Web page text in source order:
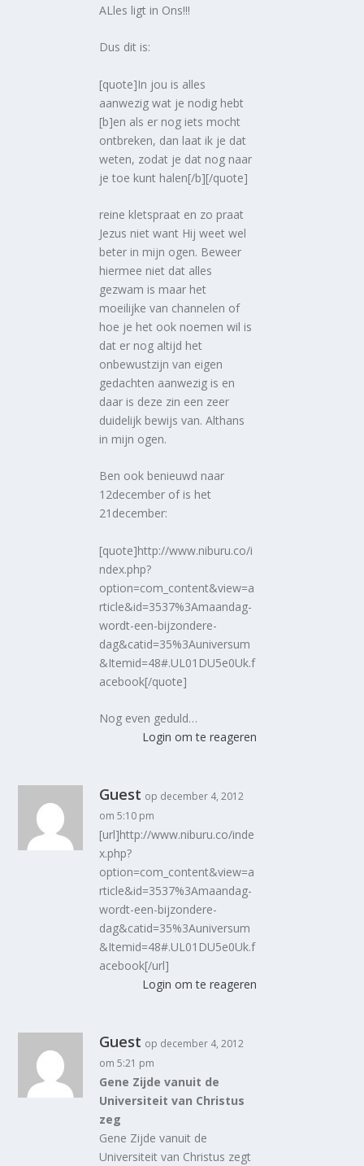
ALles ligt in Ons!!!
Dus dit is:
[quote]In jou is alles
aanwezig wat je nodig hebt
[b]en als er nog iets mocht
ontbreken, dan laat ik je dat
weten, zodat je dat nog naar
je toe kunt halen[/b][/quote]
reine kletspraat en zo praat
Jezus niet want Hij weet wel
beter in mijn ogen. Beweer
hiermee niet dat alles
gezwam is maar het
moeilijke van channelen of
hoe je het ook noemen wil is
dat er nog altijd het
onbewustzijn van eigen
gedachten aanwezig is en
daar is deze zin een zeer
duidelijk bewijs van. Althans
in mijn ogen.
Ben ook benieuwd naar
12december of is het
21december:
[quote]http://www.niburu.co/i
ndex.php?
option=com_content&view=a
rticle&id=3537%3Amaandag-
wordt-een-bijzondere-
dag&catid=35%3Auniversum
&Itemid=48#.UL01DU5e0Uk.f
acebook[/quote]
Nog even geduld…
Login om te reageren
Guest op december 4, 2012
om 5:10 pm
[url]http://www.niburu.co/inde
x.php?
option=com_content&view=a
rticle&id=3537%3Amaandag-
wordt-een-bijzondere-
dag&catid=35%3Auniversum
&Itemid=48#.UL01DU5e0Uk.f
acebook[/url]
Login om te reageren
Guest op december 4, 2012
om 5:21 pm
Gene Zijde vanuit de
Universiteit van Christus
zeg
Gene Zijde vanuit de
Universiteit van Christus zegt